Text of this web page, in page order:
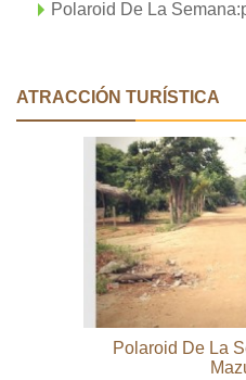
ATRACCIÓN TURÍSTICA
Polaroid De La